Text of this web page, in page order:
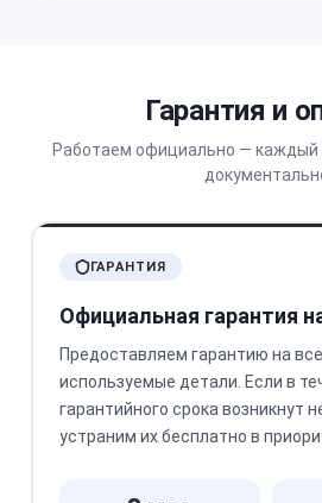
Гарантия и
Работаем официально — каждый
ГАРАНТИЯ
Официальная гарантия
Предоставляем гарантию на
используемые детали. Если в
гарантийного срока возникнут
устраним их бесплатно в